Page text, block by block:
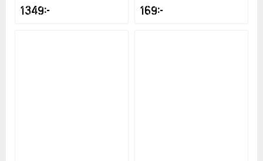
1349kr 169kr